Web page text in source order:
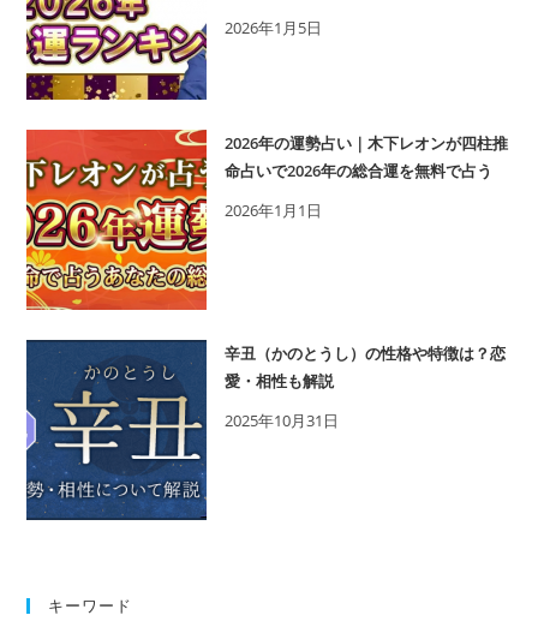
下
レ
オ
ン
が
発
表
（2026
年
1
月
2
日
放
送）
下
レ
オ
ン
が
四
柱
推
命
占
い
で
2026
年
の
総
合
2026年1月5日
2026年の運勢占い｜木下レオンが四柱推
命占いで2026年の総合運を無料で占う
2026年1月1日
辛丑（かのとうし）の性格や特徴は？恋
愛・相性も解説
2025年10月31日
キーワード